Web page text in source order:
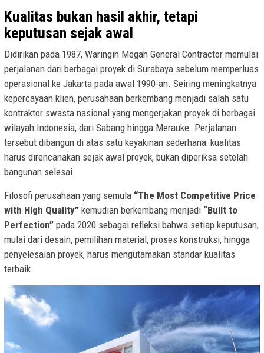
Kualitas bukan hasil akhir, tetapi
keputusan sejak awal
Didirikan pada 1987, Waringin Megah General Contractor memulai
perjalanan dari berbagai proyek di Surabaya sebelum memperluas
operasional ke Jakarta pada awal 1990-an. Seiring meningkatnya
kepercayaan klien, perusahaan berkembang menjadi salah satu
kontraktor swasta nasional yang mengerjakan proyek di berbagai
wilayah Indonesia, dari Sabang hingga Merauke. Perjalanan
tersebut dibangun di atas satu keyakinan sederhana: kualitas
harus direncanakan sejak awal proyek, bukan diperiksa setelah
bangunan selesai.
Filosofi perusahaan yang semula “The Most Competitive Price
with High Quality” kemudian berkembang menjadi “Built to
Perfection” pada 2020 sebagai refleksi bahwa setiap keputusan,
mulai dari desain, pemilihan material, proses konstruksi, hingga
penyelesaian proyek, harus mengutamakan standar kualitas
terbaik.